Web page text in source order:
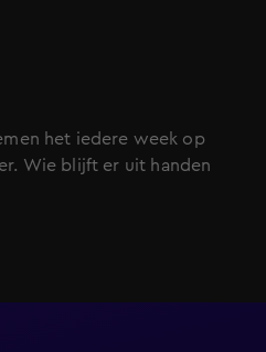
het iedere week op
Wie blijft er uit handen